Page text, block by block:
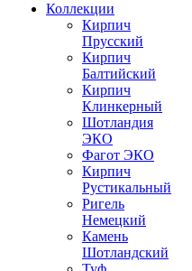
Коллекции
Кирпич
Прусский
Кирпич
Балтийский
Кирпич
Клинкерный
Шотландия
ЭКО
Фагот ЭКО
Кирпич
Рустикальный
Ригель
Немецкий
Камень
Шотландский